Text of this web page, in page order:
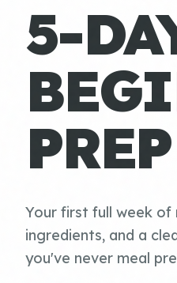
5-
Your first full week of
ingredients, and a
you've never meal